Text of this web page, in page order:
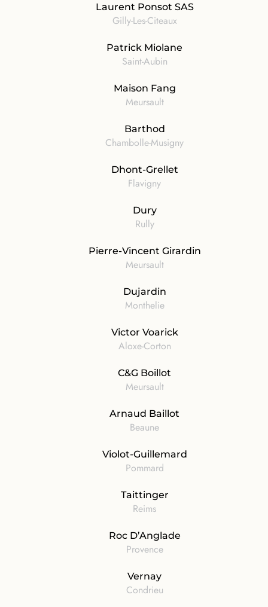
Laurent Ponsot SAS
Gilly-Les-Citeaux
Patrick Miolane
Saint-Aubin
Maison Fang
Meursault
Barthod
Chambolle-Musigny
Dhont-Grellet
Flavigny
Dury
Rully
Pierre-Vincent Girardin
Meursault
Dujardin
Monthelie
Victor Voarick
Aloxe-Corton
C&G Boillot
Meursault
Arnaud Baillot
Beaune
Violot-Guillemard
Pommard
Taittinger
Reims
Roc D’Anglade
Provence
Vernay
Condrieu